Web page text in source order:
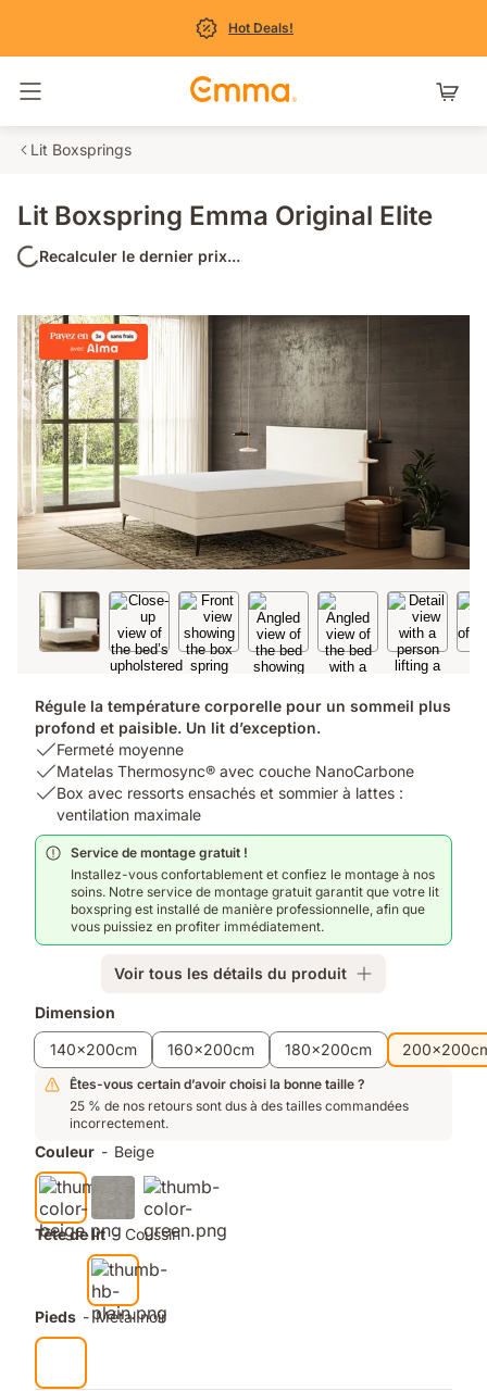
Hot Deals!
Basculer la navigation
Lit Boxsprings
Lit Boxspring Emma Original Elite
Recalculer le dernier prix...
Régule la température corporelle pour un sommeil plus
profond et paisible. Un lit d’exception.
USP
1:
Fermeté
moyenne
Fermeté moyenne
USP
2:
Matelas
Thermosync®
avec
couche
NanoCarbone
Matelas Thermosync® avec couche NanoCarbone
USP
Box
avec
ressorts
ensachés
sommier
:
ventilation
maximale
Box avec ressorts ensachés et sommier à lattes :
ventilation maximale
Service de montage gratuit !
Installez-vous confortablement et confiez le montage à nos
soins. Notre service de montage gratuit garantit que votre lit
boxspring est installé de manière professionnelle, afin que
vous puissiez en profiter immédiatement.
Voir tous les détails du produit
Produits
supplémentaires
Dimension
140x200cm
160x200cm 180x200cm
Êtes-vous certain d’avoir choisi la bonne taille ?
25 % de nos retours sont dus à des tailles commandées
incorrectement.
Couleur - Beige
Tête de lit - Coussin
Pieds - Métal noir